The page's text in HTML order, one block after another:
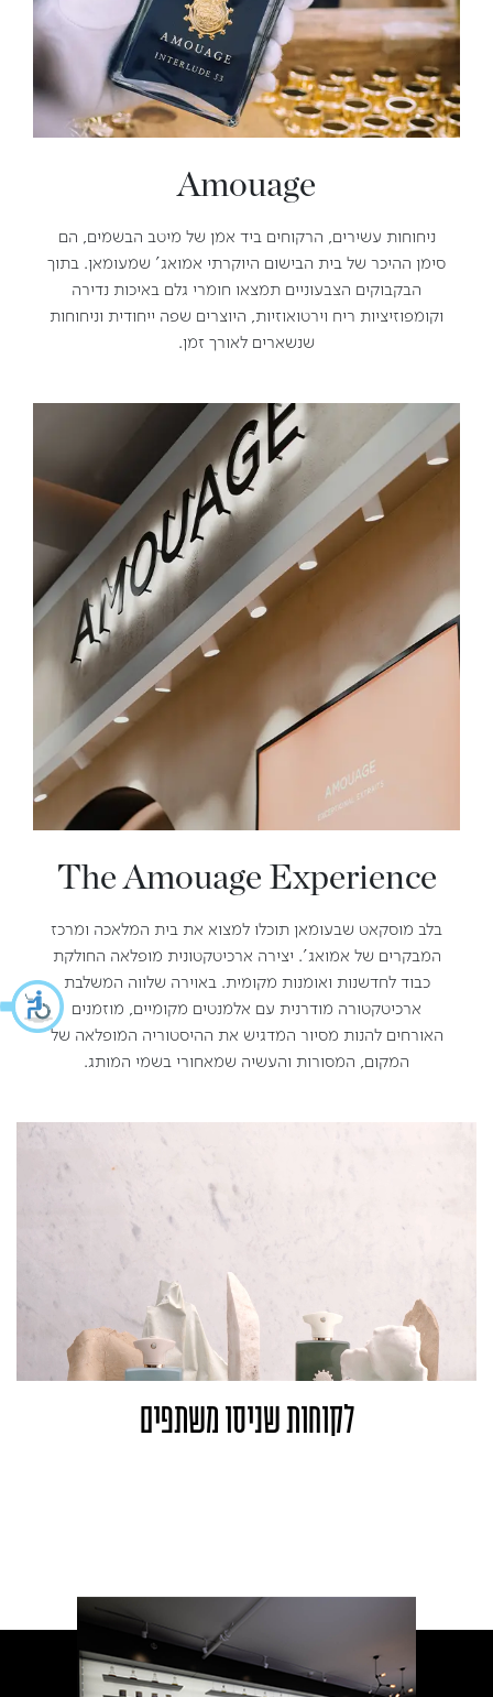
Amouage
ניחוחות עשירים, הרקוחים ביד אמן של מיטב הבשמים, הם
סימן ההיכר של בית הבישום היוקרתי אמואג' שמעומאן. בתוך
הבקבוקים הצבעוניים תמצאו חומרי גלם באיכות נדירה
וקומפוזיציות ריח וירטואוזיות, היוצרים שפה ייחודית וניחוחות
שנשארים לאורך זמן.
The Amouage Experience
בלב מוסקאט שבעומאן תוכלו למצוא את בית המלאכה ומרכז
המבקרים של אמואג'. יצירה ארכיטקטונית מופלאה החולקת
כבוד לחדשנות ואומנות מקומית. באוירה שלווה המשלבת
ארכיטקטורה מודרנית עם אלמנטים מקומיים, מוזמנים
האורחים להנות מסיור המדגיש את ההיסטוריה המופלאה של
המקום, המסורות והעשיה שמאחורי בשמי המותג.
לקוחות שניסו משתפים